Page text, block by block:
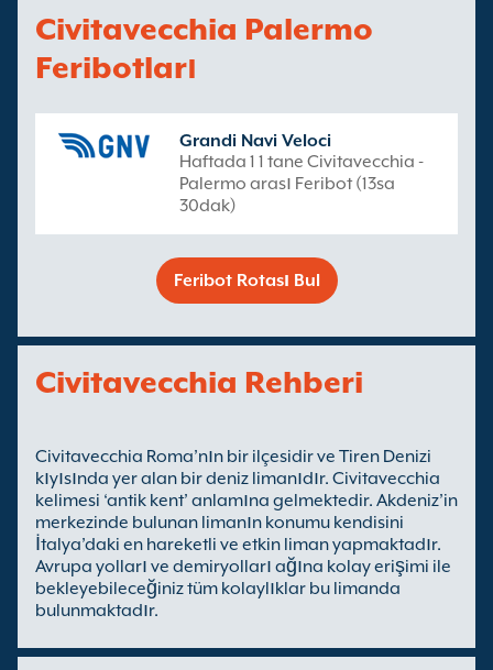
Civitavecchia Palermo
Feribotları
Grandi Navi Veloci
Haftada 1 1 tane Civitavecchia -
Palermo arası Feribot (13sa
30dak)
Feribot Rotası Bul
Civitavecchia Rehberi
Civitavecchia Roma’nın bir ilçesidir ve Tiren Denizi
kıyısında yer alan bir deniz limanıdır. Civitavecchia
kelimesi ‘antik kent’ anlamına gelmektedir. Akdeniz’in
merkezinde bulunan limanın konumu kendisini
İtalya’daki en hareketli ve etkin liman yapmaktadır.
Avrupa yolları ve demiryolları ağına kolay erişimi ile
bekleyebileceğiniz tüm kolaylıklar bu limanda
bulunmaktadır.